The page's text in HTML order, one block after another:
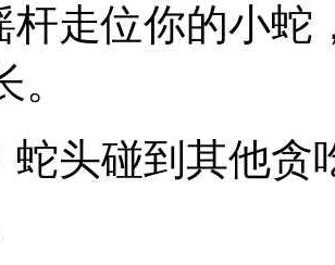
杆走位你的小
蛇头碰到其他